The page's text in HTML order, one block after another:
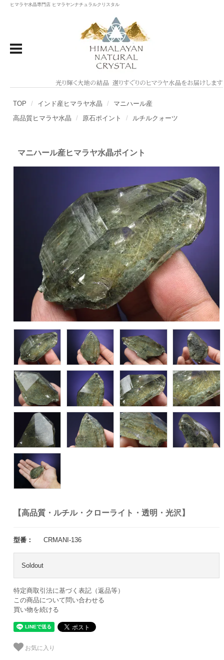
ヒマラヤ水晶専門店 ヒマラヤンナチュラルクリスタル
TOP インド産ヒマラヤ水晶
マニハール産
高品質ヒマラヤ水晶
原石ポイント ルチルクォーツ
マニハール産ヒマラヤ水晶ポイント
【高品質・ルチル・クローライト・透明・光沢】
型番： CRMANI-136
Soldout
特定商取引法に基づく表記（返品等）
この商品について問い合わせる
買い物を続ける
お気に入り